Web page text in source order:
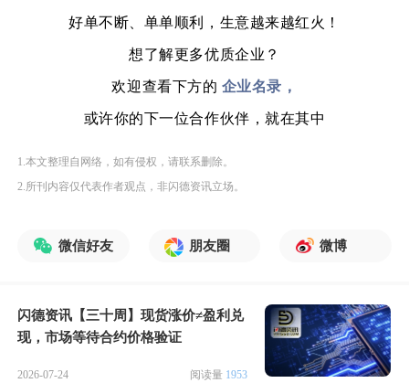
好单不断、单单顺利，生意越来越红火！
想了解更多优质企业？
欢迎查看下方的 企业名录，
或许你的下一位合作伙伴，就在其中
1.本文整理自网络，如有侵权，请联系删除。
2.所刊内容仅代表作者观点，非闪德资讯立场。
微信好友 朋友圈 微博
闪德资讯【三十周】现货涨价≠盈利兑
现，市场等待合约价格验证
2026-07-24 阅读量 1953